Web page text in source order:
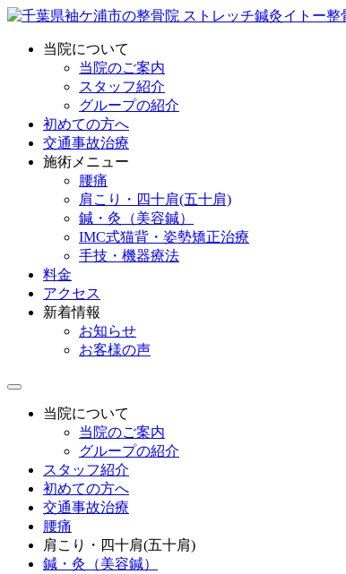
当院について
当院のご案内
スタッフ紹介
グループの紹介
初めての方へ
交通事故治療
施術メニュー
腰痛
肩こり・四十肩(五十肩)
鍼・灸（美容鍼）
IMC式猫背・姿勢矯正治療
手技・機器療法
料金
アクセス
新着情報
お知らせ
お客様の声
当院について
当院のご案内
グループの紹介
スタッフ紹介
初めての方へ
交通事故治療
腰痛
肩こり・四十肩(五十肩)
鍼・灸（美容鍼）